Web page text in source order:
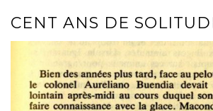
CENT ANS DE